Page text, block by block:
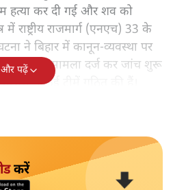
हत्या कर दी गई और शव को
में राष्ट्रीय राजमार्ग (एनएच) 33 के
ने बिहार में कानून-व्यवस्था पर
पुलिस ने मामला दर्ज कर जांच शुरू
में कई टीमें गठित की हैं।
और पढ़ें
करें